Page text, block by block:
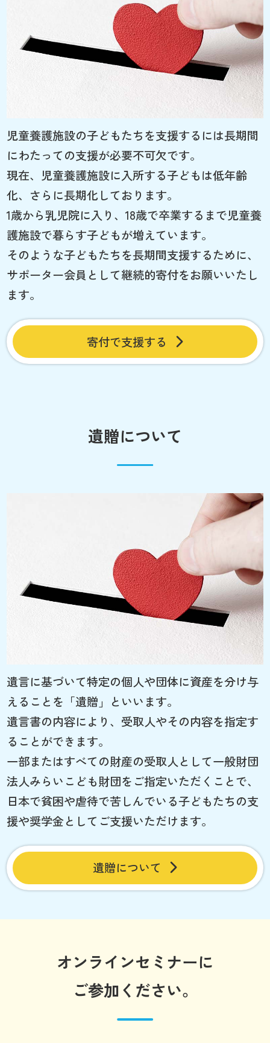
児童養護施設の子どもたちを支援するには長期間
にわたっての支援が必要不可欠です。
現在、児童養護施設に入所する子どもは低年齢
化、さらに長期化しております。
1歳から乳児院に入り、18歳で卒業するまで児童養
護施設で暮らす子どもが増えています。
そのような子どもたちを長期間支援するために、
サポーター会員として継続的寄付をお願いいたし
ます。
寄付で支援する
遺贈について
遺言に基づいて特定の個人や団体に資産を分け与
えることを「遺贈」といいます。
遺言書の内容により、受取人やその内容を指定す
ることができます。
一部またはすべての財産の受取人として一般財団
法人みらいこども財団をご指定いただくことで、
日本で貧困や虐待で苦しんでいる子どもたちの支
援や奨学金としてご支援いただけます。
遺贈について
オンラインセミナーに
ご参加ください。